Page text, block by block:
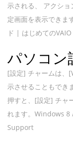
示される、 アクシ
定画面を表示でき
ド | はじめてのVAIO
パソコン
[設定] チャームは、
示させることもでき
押すと、[設定] チャ
れます。Windows 8
Support